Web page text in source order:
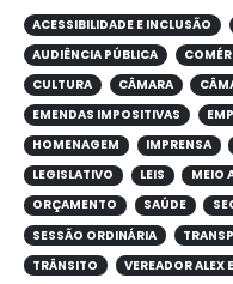
ACESSIBILIDADE E INCLUSÃO
AUDIÊNCIA PÚBLICA
CULTURA
CÂMARA
EMENDAS IMPOSITIVAS
HOMENAGEM
IMPRENSA
LEGISLATIVO
LEIS MEIO
ORÇAMENTO
SAÚDE
SESSÃO ORDINÁRIA
TRÂNSITO
VEREADOR ALEX